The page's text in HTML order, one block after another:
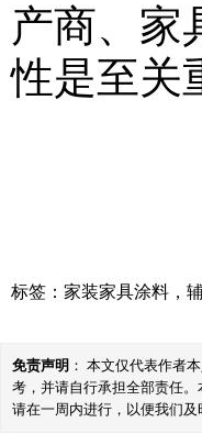
产商、家
性是至关
标签： 家装家具涂料 ，
免责声明 ： 本文仅代表作者
考，并请自行承担全部责任
请在一周内进行，以便我们及